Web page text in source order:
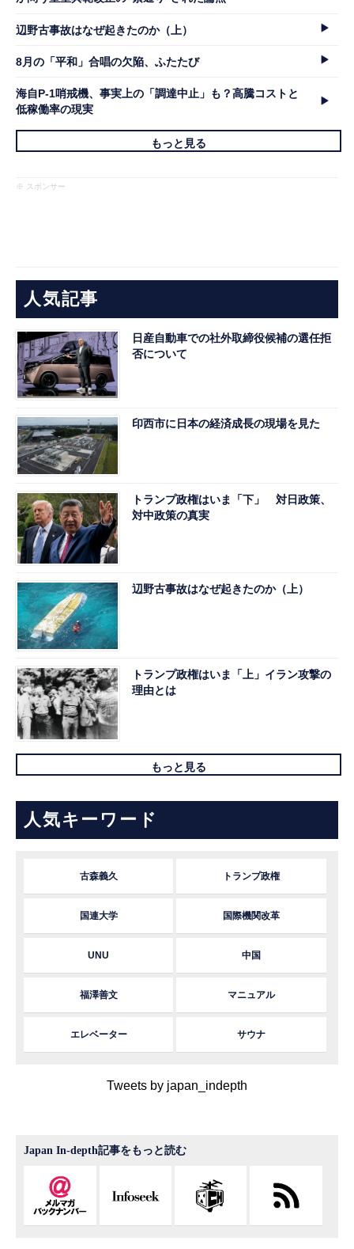
辺野古事故はなぜ起きたのか（上）
8月の「平和」合唱の欠陥、ふたたび
海自P-1哨戒機、事実上の「調達中止」も？高騰コストと
低稼働率の現実
もっと見る
※ スポンサー
人気記事
日産自動車での社外取締役候補の選任拒
否について
印西市に日本の経済成長の現場を見た
トランプ政権はいま「下」 対日政策、
対中政策の真実
辺野古事故はなぜ起きたのか（上）
トランプ政権はいま「上」イラン攻撃の
理由とは
もっと見る
人気キーワード
古森義久 トランプ政権
国連大学 国際機関改革
UNU 中国
福澤善文 マニュアル
エレベーター サウナ
Tweets by japan_indepth
Japan In-depth記事をもっと読む